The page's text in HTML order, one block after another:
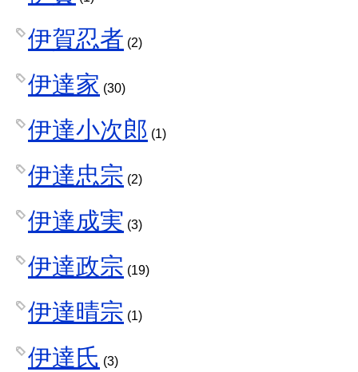
伊賀忍者 (2)
伊達家 (30)
伊達小次郎 (1)
伊達忠宗 (2)
伊達成実 (3)
伊達政宗 (19)
伊達晴宗 (1)
伊達氏 (3)